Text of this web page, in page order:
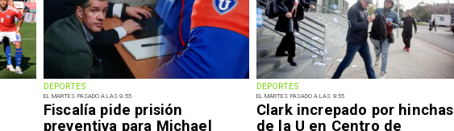
DEPORTES
EL MARTES PASADO A LAS 9:55
Fiscalía pide prisión
preventiva para Michael
DEPORTES
EL MARTES PASADO A LAS 9:55
Clark increpado por hinchas
de la U en Centro de